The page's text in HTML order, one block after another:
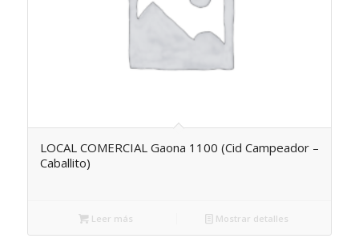
LOCAL COMERCIAL Gaona 1100 (Cid Campeador –
Caballito)
Leer más Mostrar detalles